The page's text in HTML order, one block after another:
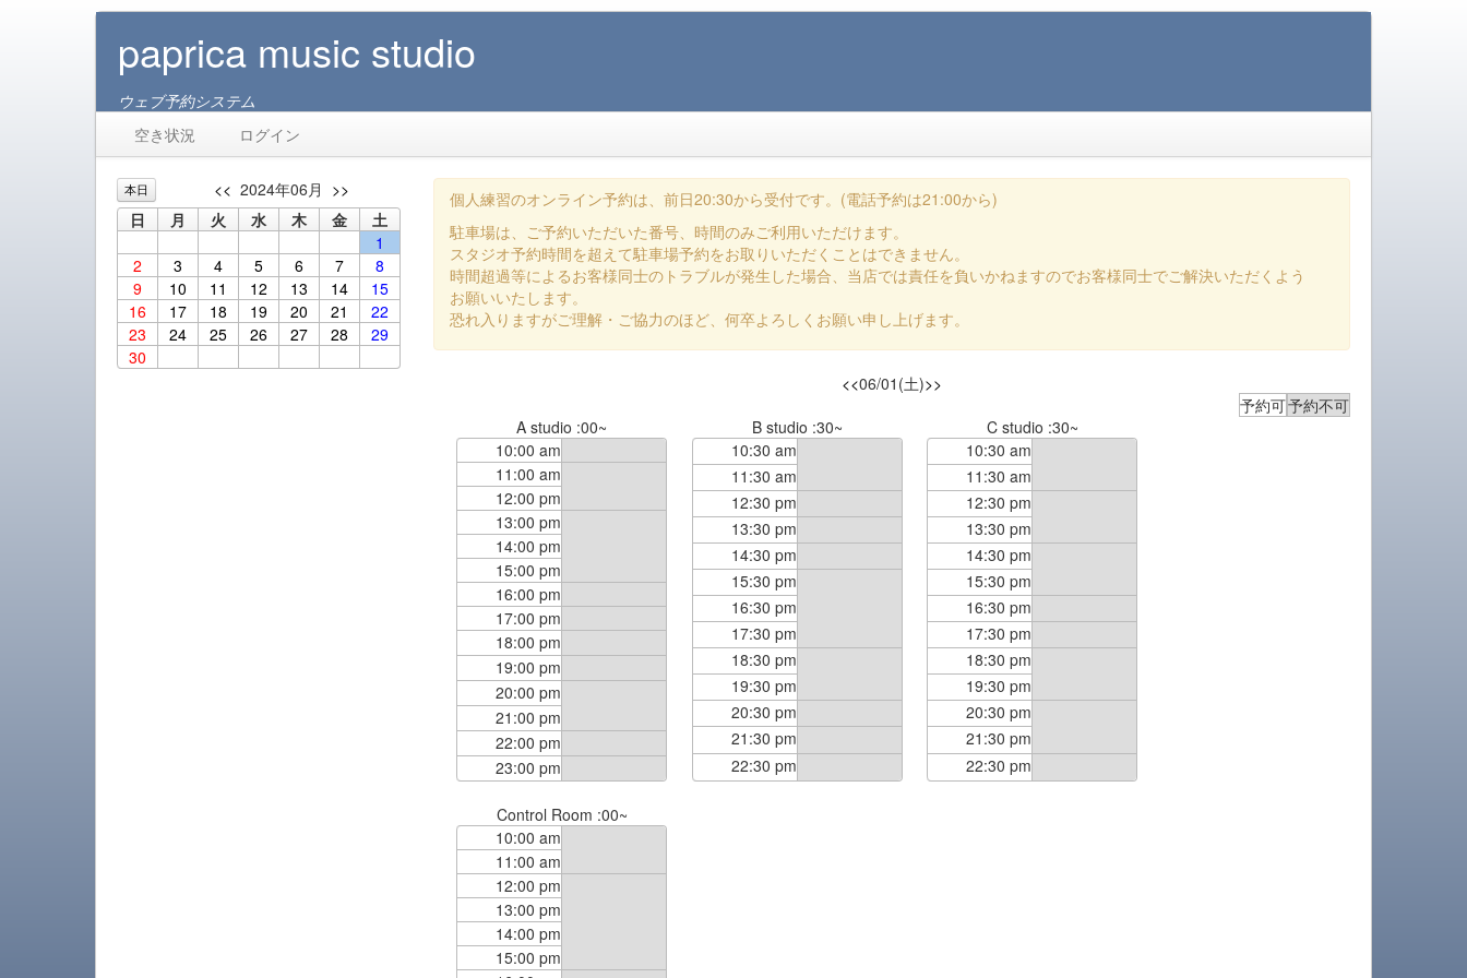
paprica music studio
ウェブ予約システム
空き状況
ログイン
本日 << 2024年06月 >>
日
月 火 水 木 金
土
1
2
3 4 5 6 7
8
9
10 11 12 13 14
15
16
17 18 19 20 21
22
23
24 25 26 27 28
29
30
個人練習のオンライン予約は、前日20:30から受付です。(電話予約は21:00から)
駐車場は、ご予約いただいた番号、時間のみご利用いただけます。
スタジオ予約時間を超えて駐車場予約をお取りいただくことはできません。
時間超過等によるお客様同士のトラブルが発生した場合、当店では責任を負いかねますのでお客様同士でご解決いただくよう
お願いいたします。
恐れ入りますがご理解・ご協力のほど、何卒よろしくお願い申し上げます。
<<06/01(土)>>
予約可予約不可
A studio :00~
10:00 am
11:00 am
12:00 pm
13:00 pm
14:00 pm
15:00 pm
16:00 pm
17:00 pm
18:00 pm
19:00 pm
20:00 pm
21:00 pm
22:00 pm
23:00 pm
B studio :30~
10:30 am
11:30 am
12:30 pm
13:30 pm
14:30 pm
15:30 pm
16:30 pm
17:30 pm
18:30 pm
19:30 pm
20:30 pm
21:30 pm
22:30 pm
C studio :30~
10:30 am
11:30 am
12:30 pm
13:30 pm
14:30 pm
15:30 pm
16:30 pm
17:30 pm
18:30 pm
19:30 pm
20:30 pm
21:30 pm
22:30 pm
Control Room :00~
10:00 am
11:00 am
12:00 pm
13:00 pm
14:00 pm
15:00 pm